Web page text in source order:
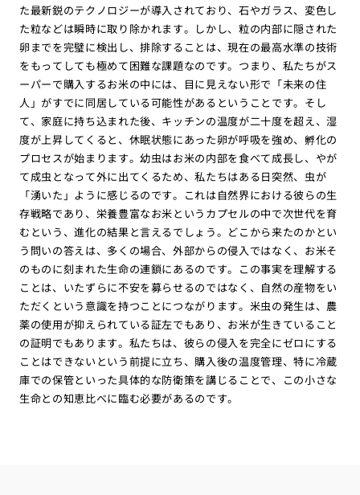
た最新鋭のテクノロジーが導入されており、石やガラス、変色し
た粒などは瞬時に取り除かれます。しかし、粒の内部に隠された
卵までを完璧に検出し、排除することは、現在の最高水準の技術
をもってしても極めて困難な課題なのです。つまり、私たちがス
ーパーで購入するお米の中には、目に見えない形で「未来の住
人」がすでに同居している可能性があるということです。そし
て、家庭に持ち込まれた後、キッチンの温度が二十度を超え、湿
度が上昇してくると、休眠状態にあった卵が呼吸を強め、孵化の
プロセスが始まります。幼虫はお米の内部を食べて成長し、やが
て成虫となって外に出てくるため、私たちはある日突然、虫が
「湧いた」ように感じるのです。これは自然界における彼らの生
存戦略であり、栄養豊富なお米というカプセルの中で次世代を育
むという、進化の結果と言えるでしょう。どこから来たのかとい
う問いの答えは、多くの場合、外部からの侵入ではなく、お米そ
のものに刻まれた生命の連鎖にあるのです。この事実を理解する
ことは、いたずらに不安を募らせるのではなく、自然の産物をい
ただくという意識を持つことにつながります。米虫の発生は、農
薬の使用が抑えられている証左でもあり、お米が生きていること
の証明でもあります。私たちは、彼らの侵入を完全にゼロにする
ことはできないという前提に立ち、購入後の温度管理、特に冷蔵
庫での保管といった具体的な防衛策を講じることで、この小さな
生命との知恵比べに臨む必要があるのです。